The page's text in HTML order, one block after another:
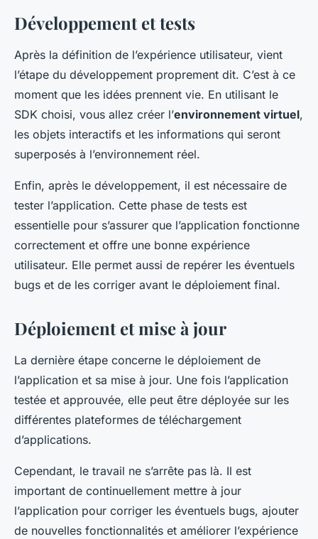
Développement et tests
Après la définition de l’expérience utilisateur, vient
l’étape du développement proprement dit. C’est à ce
moment que les idées prennent vie. En utilisant le
SDK choisi, vous allez créer l’environnement virtuel,
les objets interactifs et les informations qui seront
superposés à l’environnement réel.
Enfin, après le développement, il est nécessaire de
tester l’application. Cette phase de tests est
essentielle pour s’assurer que l’application fonctionne
correctement et offre une bonne expérience
utilisateur. Elle permet aussi de repérer les éventuels
bugs et de les corriger avant le déploiement final.
Déploiement et mise à jour
La dernière étape concerne le déploiement de
l’application et sa mise à jour. Une fois l’application
testée et approuvée, elle peut être déployée sur les
différentes plateformes de téléchargement
d’applications.
Cependant, le travail ne s’arrête pas là. Il est
important de continuellement mettre à jour
l’application pour corriger les éventuels bugs, ajouter
de nouvelles fonctionnalités et améliorer l’expérience